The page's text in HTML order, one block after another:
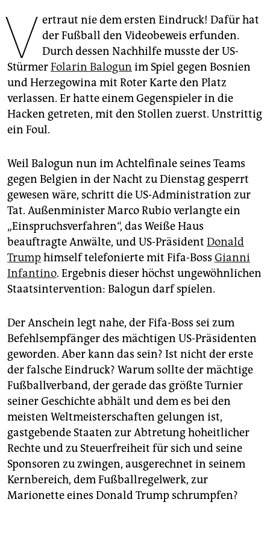
V ertraut nie dem ersten Eindruck! Dafür hat
der Fußball den Videobeweis erfunden.
Durch dessen Nachhilfe musste der US-
StürmerFolarin Balogun im Spiel gegen Bosnien
und Herzegowina mit Roter Karte den Platz
verlassen. Er hatte einem Gegenspieler in die
Hacken getreten, mit den Stollen zuerst. Unstrittig
ein Foul.
Weil Balogun nun im Achtelfinale seines Teams
gegen Belgien in der Nacht zu Dienstag gesperrt
gewesen wäre, schritt die US-Administration zur
Tat. Außenminister Marco Rubio verlangte ein
„Einspruchsverfahren“, das Weiße Haus
beauftragte Anwälte, und US-Präsident Donald
Trumphimself telefonierte mit Fifa-Boss Gianni
Infantino. Ergebnis dieser höchst ungewöhnlichen
Staatsintervention: Balogun darf spielen.
Der Anschein legt nahe, der Fifa-Boss sei zum
Befehlsempfänger des mächtigen US-Präsidenten
geworden. Aber kann das sein? Ist nicht der erste
der falsche Eindruck? Warum sollte der mächtige
Fußballverband, der gerade das größte Turnier
seiner Geschichte abhält und dem es bei den
meisten Weltmeisterschaften gelungen ist,
gastgebende Staaten zur Abtretung hoheitlicher
Rechte und zu Steuerfreiheit für sich und seine
Sponsoren zu zwingen, ausgerechnet in seinem
Kernbereich, dem Fußballregelwerk, zur
Marionette eines Donald Trump schrumpfen?